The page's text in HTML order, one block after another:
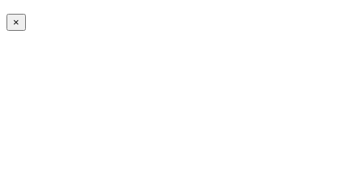
×